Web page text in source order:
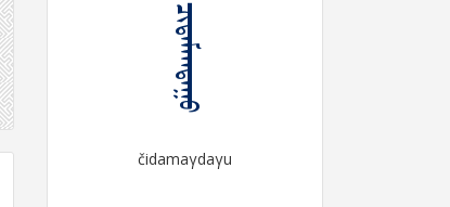
ᠴᠢᠳᠠᠮᠠᠭᠳᠠᠭᠤ
čidamaγdaγu